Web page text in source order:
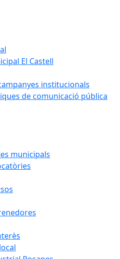
El Castell
institucionals
de comunicació pública
municipals